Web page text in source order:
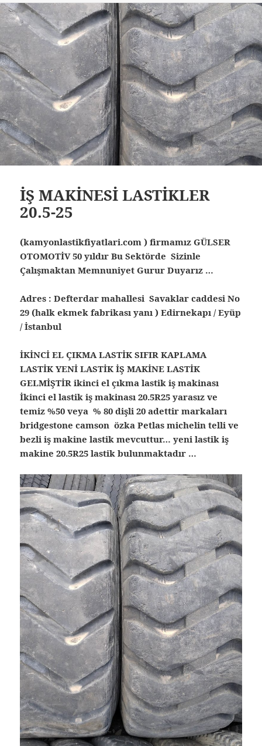
İŞ MAKİNESİ LASTİKLER
20.5-25
(kamyonlastikfiyatlari.com ) firmamız GÜLSER
OTOMOTİV 50 yıldır Bu Sektörde Sizinle
Çalışmaktan Memnuniyet Gurur Duyarız …
Adres : Defterdar mahallesi Savaklar caddesi No
29 (halk ekmek fabrikası yanı ) Edirnekapı / Eyüp
/ İstanbul
İKİNCİ EL ÇIKMA LASTİK SIFIR KAPLAMA
LASTİK YENİ LASTİK İŞ MAKİNE LASTİK
GELMİŞTİR ikinci el çıkma lastik iş makinası
İkinci el lastik iş makinası 20.5R25 yarasız ve
temiz %50 veya % 80 dişli 20 adettir markaları
bridgestone camson özka Petlas michelin telli ve
bezli iş makine lastik mevcuttur… yeni lastik iş
makine 20.5R25 lastik bulunmaktadır …